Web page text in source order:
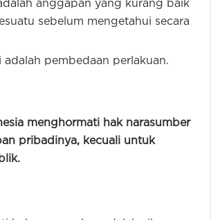
anggapan yang kurang baik
sebelum mengetahui secara
adalah pembedaan perlakuan.
menghormati hak narasumber
pribadinya, kecuali untuk